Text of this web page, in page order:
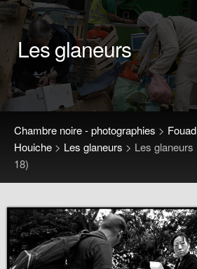
Les glaneurs
Chambre noire - photographies > Fouad
Houiche > Les glaneurs > Les glaneurs
18)